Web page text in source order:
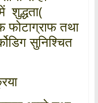
शुद्धता(
फोटाग्राफ तथा
सुनिश्चित